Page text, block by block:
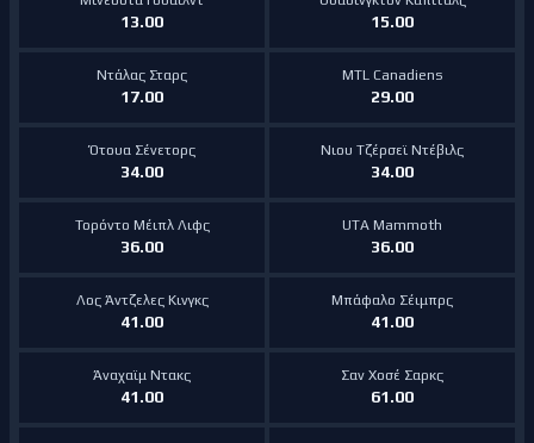
13.00 15.00
Ντάλας Σταρς
17.00
MTL Canadiens
29.00
Ότουα Σένετορς
34.00
Νιου Τζέρσεϊ Ντέβιλς
34.00
Τορόντο Μέιπλ Λιφς
36.00
UTA Mammoth
36.00
Λος Άντζελες Κινγκς
41.00
Μπάφαλο Σέιμπρς
41.00
Άναχαϊμ Ντακς
41.00
Σαν Χοσέ Σαρκς
61.00